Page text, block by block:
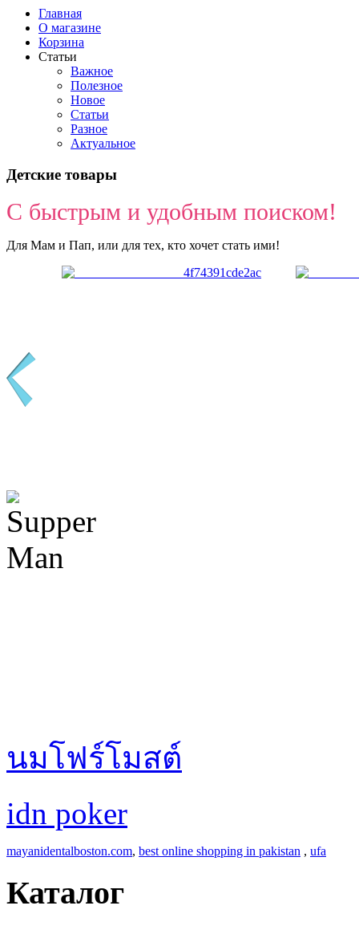
Главная
О магазине
Корзина
Статьи
Важное
Полезное
Новое
Статьи
Разное
Актуальное
Детские товары
С быстрым и удобным поиском!
Для Мам и Пап, или для тех, кто хочет стать ими!
นมโฟร์โมสต์
idn poker
mayanidentalboston.com, best online shopping in pakistan , ufa
Каталог